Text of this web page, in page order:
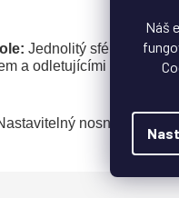
Náš
Jednolitý sférický
a odletujícími kamínky.
nosník a